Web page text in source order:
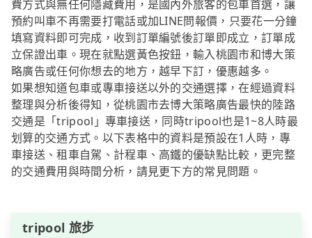
費方式與無任何隱藏費用，是國內外旅客的包車首選，讓
預約叫車不再需要打電話或加LINE問報價，只要花一分鐘
填寫資料即可完成，收到訂單編號後訂單即成立，訂單成
立保證出車。現在就點選黃色按鈕，輸入桃園市和博大策
略廣告或任何你想去的地方，越早下訂，優惠越多。
如果想知道包車或專車接送以外的交通選擇，在經過資料
整理與分析後得知，從桃園市去博大策略廣告最快的陸路
交通是「tripool」專車接送，同時tripool也是1~8人時最
划算的交通方式。以下表格中的資料是預設在1人時，專
車接送、租車自駕、計程車、高鐵的優缺點比較，更完整
的交通費用與時間分析，請見更下方的常見問題。
tripool 旅步